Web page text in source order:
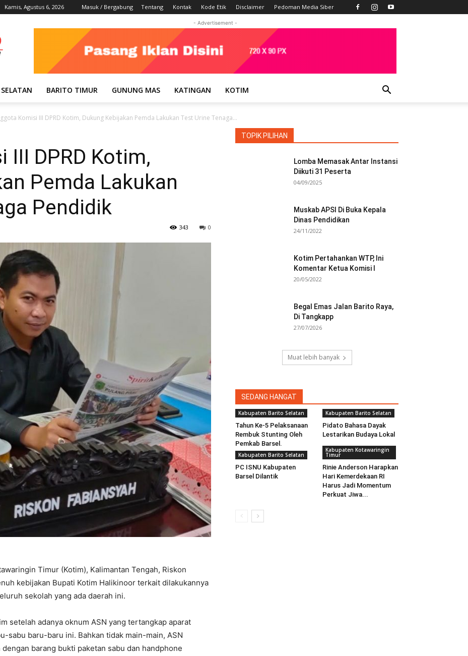
Kamis, Agustus 6, 2026 Masuk / Bergabung Tentang Kontak Kode Etik Disclaimer Pedoman Media Siber
- Advertisement -
BARITO TIMUR GUNUNG MAS KATINGAN KOTIM
Komisi III DPRD Kotim, Dukung Kebijakan Pemda Lakukan Test Urine Tenaga...
DPRD Kotim,
Pemda Lakukan
Pendidik
0
343
Timur (Kotim), Kalimantan Tengah, Riskon
kebijakan Bupati Kotim Halikinoor terkait dilakukannya
sekolah yang ada daerah ini.
setelah adanya oknum ASN yang tertangkap aparat
sabu baru-baru ini. Bahkan tidak main-main, ASN
barang bukti paketan sabu dan handphone
TOPIK PILIHAN
Lomba Memasak Antar Instansi
Diikuti 31 Peserta
04/09/2025
Muskab APSI Di Buka Kepala
Dinas Pendidikan
24/11/2022
Kotim Pertahankan WTP, Ini
Komentar Ketua Komisi I
20/05/2022
Begal Emas Jalan Barito Raya,
Di Tangkapp
27/07/2026
Muat lebih banyak
SEDANG HANGAT
Kabupaten Barito Selatan
Tahun Ke-5 Pelaksanaan
Rembuk Stunting Oleh
Pemkab Barsel.
Kabupaten Barito Selatan
Pidato Bahasa Dayak
Lestarikan Budaya Lokal
Kabupaten Barito Selatan
PC ISNU Kabupaten
Barsel Dilantik
Kabupaten Kotawaringin
Timur
Rinie Anderson Harapkan
Hari Kemerdekaan RI
Harus Jadi Momentum
Perkuat Jiwa...